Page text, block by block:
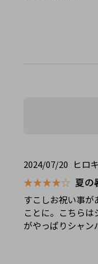
2024/07/20 ヒロ
★★★★☆ 夏の
すこしお祝い事が
ことに。こちら
がやっぱりシャン